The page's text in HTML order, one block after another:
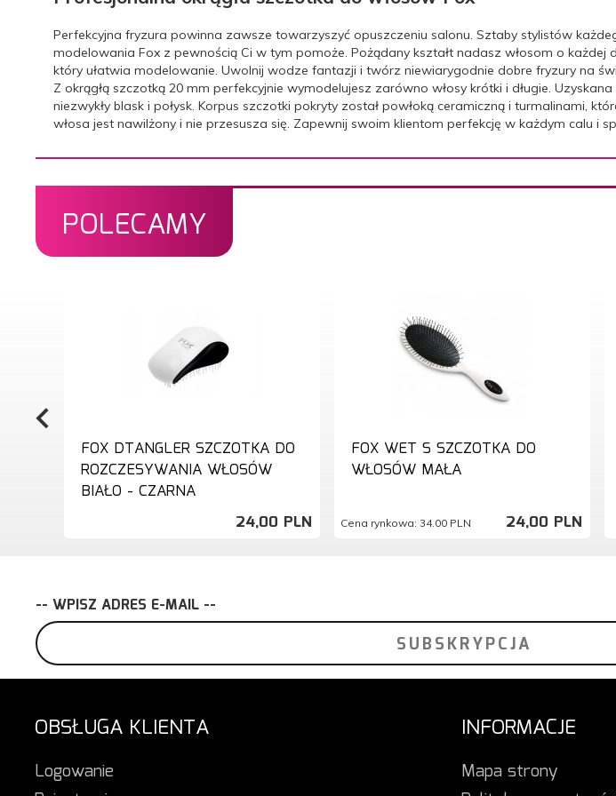
Perfekcyjna fryzura powinna zawsze towarzyszyć opuszczeniu salonu. Sztaby stylistów
modelowania Fox z pewnością Ci w tym pomoże. Pożądany kształt nadasz włosom o
który ułatwia modelowanie. Uwolnij wodze fantazji i twórz niewiarygodnie dobre fryzury na
Z okrągłą szczotką 20 mm perfekcyjnie wymodelujesz zarówno włosy krótki i długie.
niezwykły blask i połysk. Korpus szczotki pokryty został powłoką ceramiczną i turmalinami,
włosa jest nawilżony i nie przesusza się. Zapewnij swoim klientom perfekcję w każdym calu i
POLECAMY
FOX DTANGLER SZCZOTKA DO
ROZCZESYWANIA WŁOSÓW
BIAŁO - CZARNA
24,00 PLN
FOX WET S SZCZOTKA DO
WŁOSÓW MAŁA
24,00 PLN
Cena rynkowa: 34.00 PLN
-- WPISZ ADRES E-MAIL --
OBSŁUGA KLIENTA
Logowanie
INFORMACJE
Mapa strony